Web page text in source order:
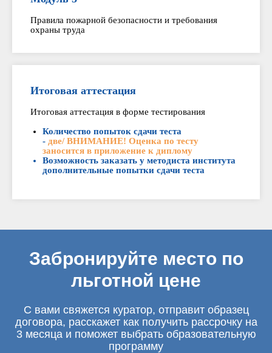
Правила пожарной безопасности и требования
охраны труда
Итоговая аттестация
Итоговая аттестация в форме тестирования
Количество попыток сдачи теста
- две/ ВНИМАНИЕ! Оценка по тесту
заносится в приложение к диплому
Возможность заказать у методиста института
дополнительные попытки сдачи теста
Забронируйте место по
льготной цене
С вами свяжется куратор, отправит образец
договора, расскажет как получить рассрочку на
3 месяца и поможет выбрать образовательную
программу